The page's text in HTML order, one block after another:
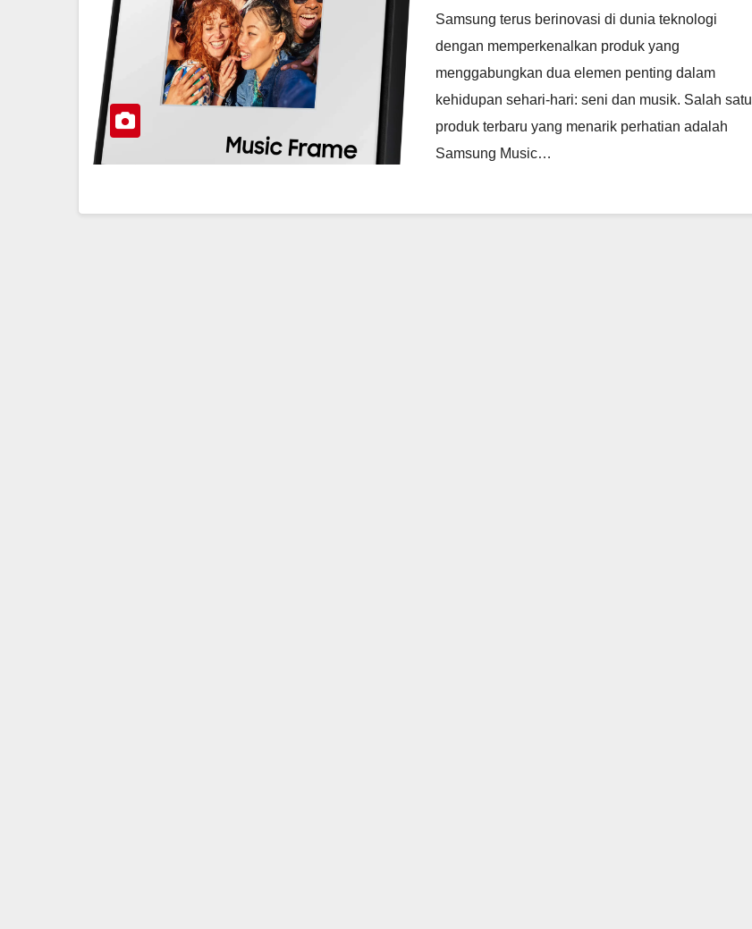
Samsung terus berinovasi di dunia teknologi
dengan memperkenalkan produk yang
menggabungkan dua elemen penting dalam
kehidupan sehari-hari: seni dan musik. Salah satu
produk terbaru yang menarik perhatian adalah
Samsung Music…